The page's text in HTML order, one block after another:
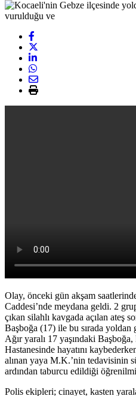
Olay, önceki gün akşam
Caddesi’nde meydana geldi. 2
çıkan silahlı kavgada açılan ateş
Başboğa (17) ile bu sırada
Ağır yaralı 17 yaşındaki
Hastanesinde hayatını
alınan yaya M.K.’nin tedavisinin
ardından taburcu edildiği
Polis ekipleri; cinayet, kasten